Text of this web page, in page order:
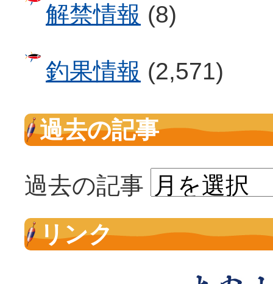
解禁情報 (8)
釣果情報 (2,571)
過去の記事
過去の記事
リンク